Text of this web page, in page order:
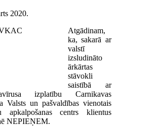
2020.
Atgādinam,
ka, sakarā ar
valstī
izsludināto
ārkārtas
stāvokli
saistībā ar
izplatību Carnikavas
Valsts un pašvaldības vienotais
apkalpošanas centrs klientus
NEPIEŅEM.